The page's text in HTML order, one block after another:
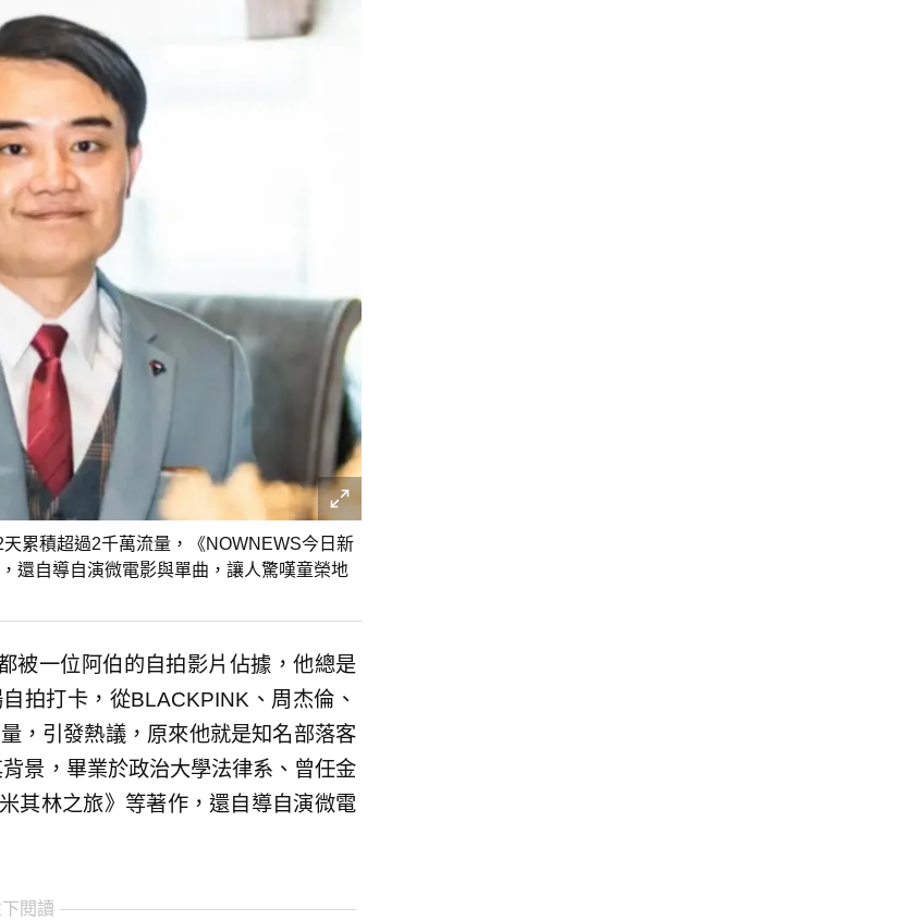
累積超過2千萬流量，《NOWNEWS今日新
還自導自演微電影與單曲，讓人驚嘆童榮地
被一位阿伯的自拍影片佔據，他總是
拍打卡，從BLACKPINK、周杰倫、
，引發熱議，原來他就是知名部落客
景，畢業於政治大學法律系、曾任金
其林之旅》等著作，還自導自演微電
閱讀